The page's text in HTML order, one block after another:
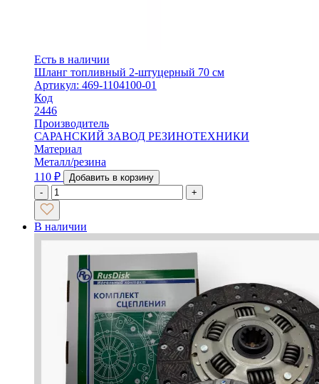
Есть в наличии
Шланг топливный 2-штуцерный 70 см
Артикул: 469-1104100-01
Код
2446
Производитель
САРАНСКИЙ ЗАВОД РЕЗИНОТЕХНИКИ
Материал
Металл/резина
110 ₽
Добавить в корзину
-
+
В наличии